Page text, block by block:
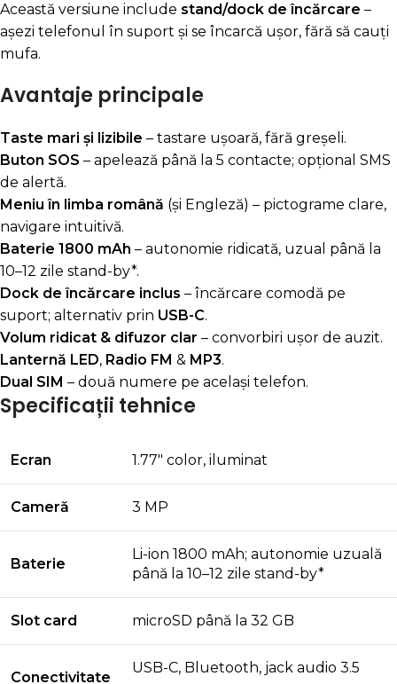
Această versiune include stand/dock de încărcare –
așezi telefonul în suport și se încarcă ușor, fără să cauți
mufa.
Avantaje principale
Taste mari și lizibile – tastare ușoară, fără greșeli.
Buton SOS – apelează până la 5 contacte; opțional SMS
de alertă.
Meniu în limba română (și Engleză) – pictograme clare,
navigare intuitivă.
Baterie 1800 mAh – autonomie ridicată, uzual până la
10–12 zile stand-by*.
Dock de încărcare inclus – încărcare comodă pe
suport; alternativ prin USB-C.
Volum ridicat & difuzor clar – convorbiri ușor de auzit.
Lanternă LED, Radio FM & MP3.
Dual SIM – două numere pe același telefon.
Specificații tehnice
Ecran 1.77″ color, iluminat
Cameră 3 MP
Baterie
Li-ion 1800 mAh; autonomie uzuală
până la 10–12 zile stand-by*
Slot card microSD până la 32 GB
Conectivitate
USB-C, Bluetooth, jack audio 3.5